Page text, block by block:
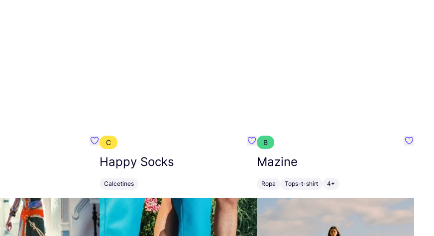
Favoritos {nombre}
C
Happy Socks
Calcetines
Favoritos {nombre}
B
Mazine
Ropa Tops-t-shirt 4+